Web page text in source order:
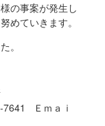
の事案が発生し
めていきます。
。
Ｅｍａｉ